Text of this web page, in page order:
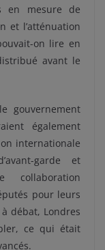
en mesure de
et l’atténuation
on lire en
avant le
gouvernement
également
internationale
garde et
collaboration
pour leurs
débat, Londres
ce qui était